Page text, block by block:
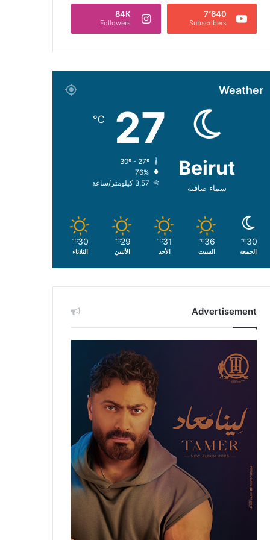
7٬640
Subscribers
84K
Followers
Weather
Beirut
سماء صافية
27
℃
76%
3.57 كيلومتر/ساعة
30
℃
الجمعة
36
℃
السبت
31
℃
الأحد
29
℃
الأثنين
30
℃
الثلاثاء
Advertisement